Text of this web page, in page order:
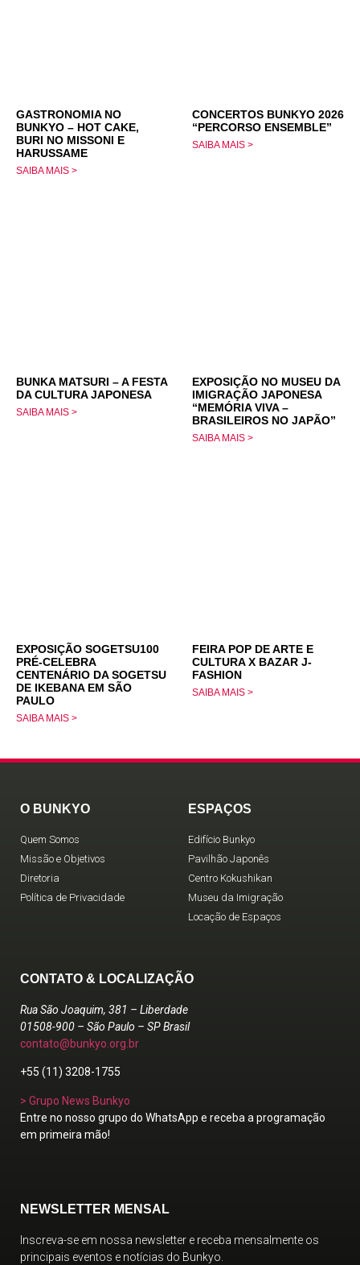
GASTRONOMIA NO
BUNKYO – HOT CAKE,
BURI NO MISSONI E
HARUSSAME
SAIBA MAIS >
CONCERTOS BUNKYO 2026
“PERCORSO ENSEMBLE”
SAIBA MAIS >
BUNKA MATSURI – A FESTA
DA CULTURA JAPONESA
SAIBA MAIS >
EXPOSIÇÃO NO MUSEU DA
IMIGRAÇÃO JAPONESA
“MEMÓRIA VIVA –
BRASILEIROS NO JAPÃO”
SAIBA MAIS >
EXPOSIÇÃO SOGETSU100
PRÉ-CELEBRA
CENTENÁRIO DA SOGETSU
DE IKEBANA EM SÃO
PAULO
SAIBA MAIS >
FEIRA POP DE ARTE E
CULTURA X BAZAR J-
FASHION
SAIBA MAIS >
O BUNKYO
Quem Somos
Missão e Objetivos
Diretoria
Política de Privacidade
ESPAÇOS
Edifício Bunkyo
Pavilhão Japonês
Centro Kokushikan
Museu da Imigração
Locação de Espaços
CONTATO & LOCALIZAÇÃO
Rua São Joaquim, 381 – Liberdade
01508-900 – São Paulo – SP Brasil
contato@bunkyo.org.br
+55 (11) 3208-1755
> Grupo News Bunkyo
Entre no nosso grupo do WhatsApp e receba a programação
em primeira mão!
NEWSLETTER MENSAL
Inscreva-se em nossa newsletter e receba mensalmente os
principais eventos e notícias do Bunkyo.